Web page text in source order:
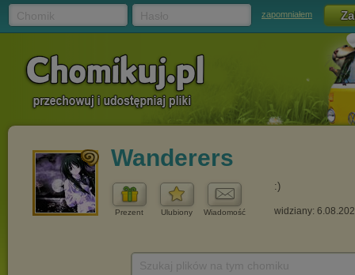
zapomniałem
Wanderers
Prezent Ulubiony Wiadomość
:)
widziany: